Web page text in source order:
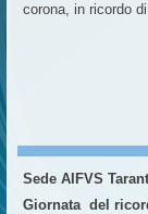
corona, in ricordo
Sede AIFVS
Giornata del